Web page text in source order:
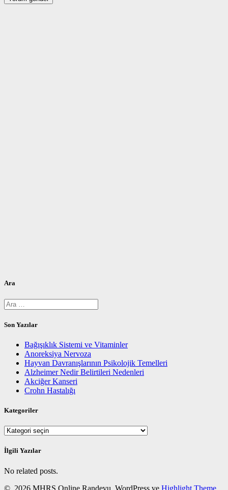
Ara
Arama:
Son Yazılar
Bağışıklık Sistemi ve Vitaminler
Anoreksiya Nervoza
Hayvan Davranışlarının Psikolojik Temelleri
Alzheimer Nedir Belirtileri Nedenleri
Akciğer Kanseri
Crohn Hastalığı
Kategoriler
Kategoriler
İlgili Yazılar
No related posts.
© 2026 MHRS Online Randevu. WordPress ve Highlight Theme